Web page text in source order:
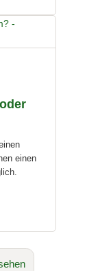
einen